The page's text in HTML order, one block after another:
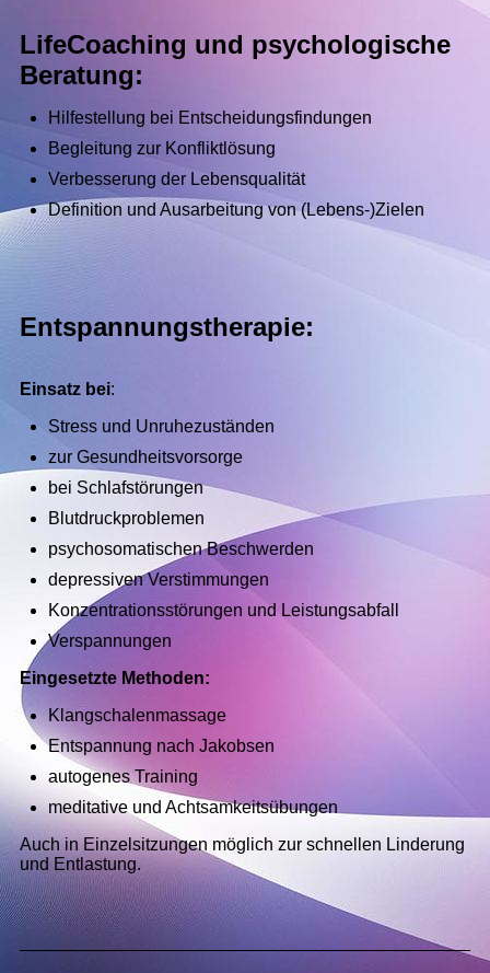
LifeCoaching und psychologische
Beratung:
Hilfestellung bei Entscheidungsfindungen
Begleitung zur Konfliktlösung
Verbesserung der Lebensqualität
Definition und Ausarbeitung von (Lebens-)Zielen
Entspannungstherapie:
Einsatz bei:
Stress und Unruhezuständen
zur Gesundheitsvorsorge
bei Schlafstörungen
Blutdruckproblemen
psychosomatischen Beschwerden
depressiven Verstimmungen
Konzentrationsstörungen und Leistungsabfall
Verspannungen
Eingesetzte Methoden:
Klangschalenmassage
Entspannung nach Jakobsen
autogenes Training
meditative und Achtsamkeitsübungen
Auch in Einzelsitzungen möglich zur schnellen Linderung
und Entlastung.